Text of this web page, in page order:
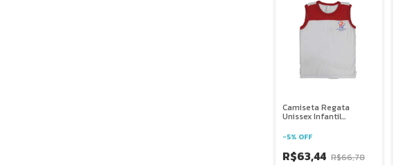
Camiseta Regata
Unissex Infantil
Brasília
-5% OFF
R$63,44 R$66,78